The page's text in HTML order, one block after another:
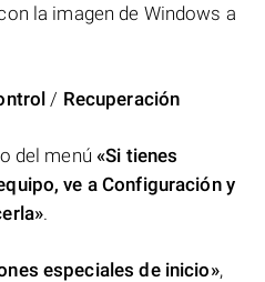
la imagen de Windows a
/ Recuperación
del menú «Si tienes
ve a Configuración y
.
especiales de inicio»,